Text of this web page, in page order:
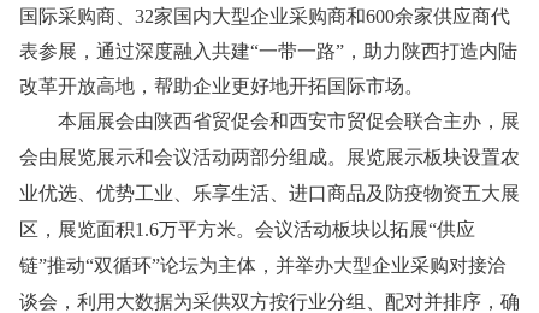
国际采购商、32家国内大型企业采购商和600余家供应商代
表参展，通过深度融入共建“一带一路”，助力陕西打造内陆
改革开放高地，帮助企业更好地开拓国际市场。
本届展会由陕西省贸促会和西安市贸促会联合主办，展
会由展览展示和会议活动两部分组成。展览展示板块设置农
业优选、优势工业、乐享生活、进口商品及防疫物资五大展
区，展览面积1.6万平方米。会议活动板块以拓展“供应
链”推动“双循环”论坛为主体，并举办大型企业采购对接洽
谈会，利用大数据为采供双方按行业分组、配对并排序，确